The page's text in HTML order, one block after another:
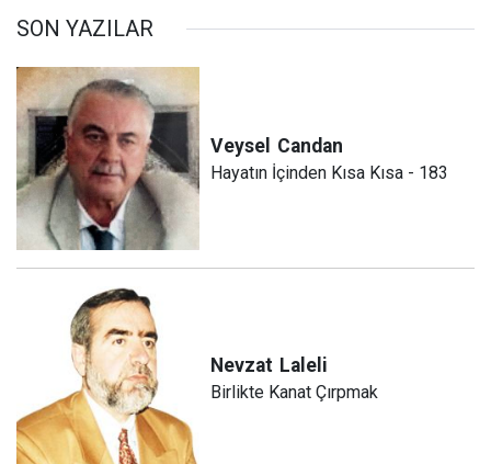
SON YAZILAR
Veysel Candan
Hayatın İçinden Kısa Kısa - 183
Nevzat Laleli
Birlikte Kanat Çırpmak